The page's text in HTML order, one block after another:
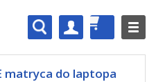
matryca do laptopa